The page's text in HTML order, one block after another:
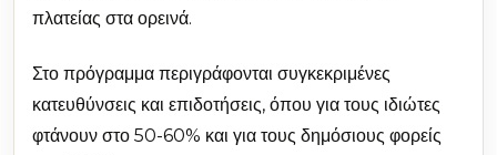
πλατείας στα ορεινά.
Στο πρόγραμμα περιγράφονται συγκεκριμένες
κατευθύνσεις και επιδοτήσεις, όπου για τους ιδιώτες
φτάνουν στο 50-60% και για τους δημόσιους φορείς